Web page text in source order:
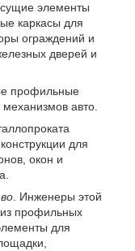
элементы
каркасы для
ограждений и
дверей и
профильные
авто.
для
окон и
. Инженеры этой
из профильных
для